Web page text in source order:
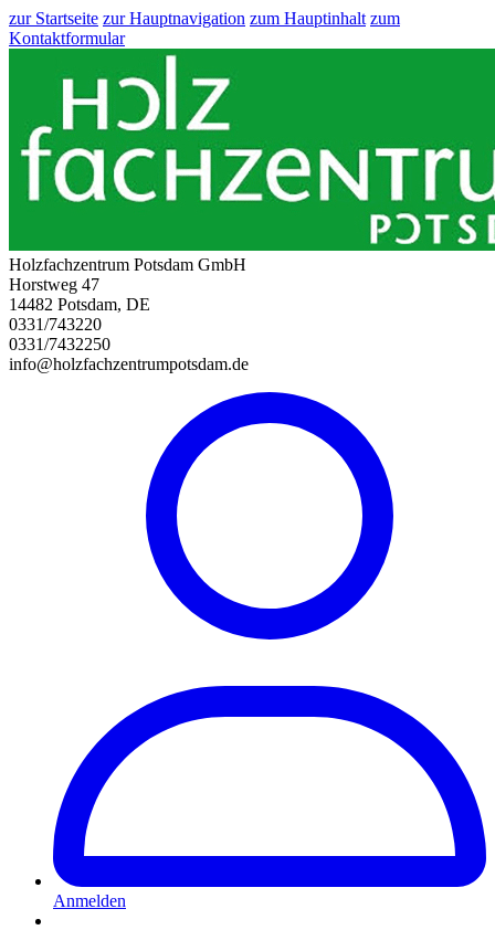
zur Startseite zur Hauptnavigation zum Hauptinhalt zum
Kontaktformular
Holzfachzentrum Potsdam GmbH
Horstweg 47
14482 Potsdam, DE
0331/743220
0331/7432250
info@holzfachzentrumpotsdam.de
Anmelden